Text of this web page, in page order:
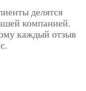
делятся
компанией.
каждый отзыв